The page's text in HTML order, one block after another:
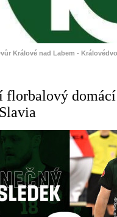
Králové nad Labem -
domácí